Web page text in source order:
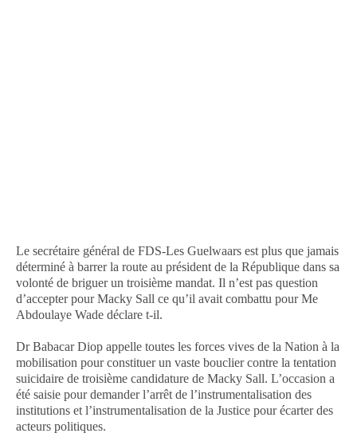
Le secrétaire général de FDS-Les Guelwaars est plus que jamais
déterminé à barrer la route au président de la République dans sa
volonté de briguer un troisième mandat. Il n’est pas question
d’accepter pour Macky Sall ce qu’il avait combattu pour Me
Abdoulaye Wade déclare t-il.
Dr Babacar Diop appelle toutes les forces vives de la Nation à la
mobilisation pour constituer un vaste bouclier contre la tentation
suicidaire de troisième candidature de Macky Sall. L’occasion a
été saisie pour demander l’arrêt de l’instrumentalisation des
institutions et l’instrumentalisation de la Justice pour écarter des
acteurs politiques.